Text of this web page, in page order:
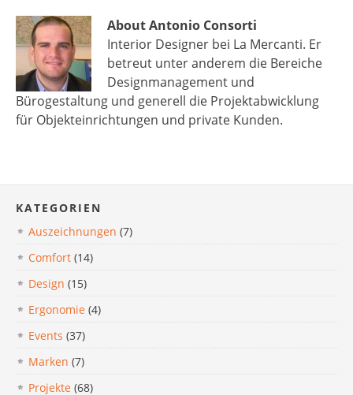
About Antonio Consorti
Interior Designer bei La Mercanti. Er
betreut unter anderem die Bereiche
Designmanagement und
Bürogestaltung und generell die Projektabwicklung
für Objekteinrichtungen und private Kunden.
KATEGORIEN
Auszeichnungen (7)
Comfort (14)
Design (15)
Ergonomie (4)
Events (37)
Marken (7)
Projekte (68)